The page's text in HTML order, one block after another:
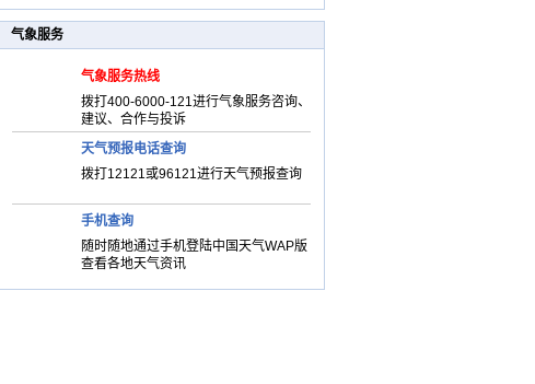
气象服务
气象服务热线
拨打400-6000-121进行气象服务咨询、
建议、合作与投诉
天气预报电话查询
拨打12121或96121进行天气预报查询
手机查询
随时随地通过手机登陆中国天气WAP版
查看各地天气资讯